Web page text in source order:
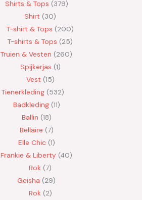
Shirts & Tops 379
Shirt
30
T-shirt & Tops
200
T-shirts & Tops
25
Truien & Vesten
260
Spijkerjas 1
Vest 15
Tienerkleding 532
Badkleding 11
Ballin 18
Bellaire 7
Elle Chic 1
Frankie & Liberty 40
Rok 7
Geisha
29
Rok 2